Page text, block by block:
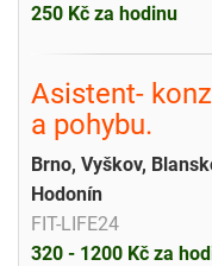
250 Kč za hodinu
Asistent-
a pohybu.
Brno, Vyškov,
Hodonín
FIT-LIFE24
320 - 1200 Kč za